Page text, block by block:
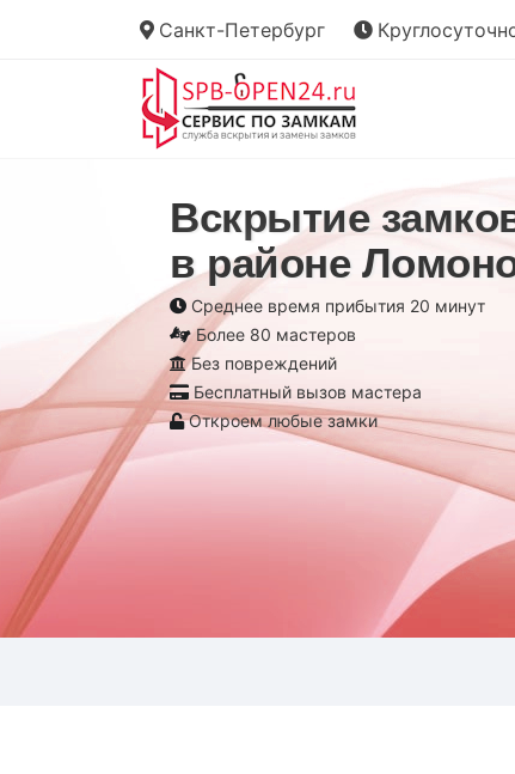
Санкт-Петербург
Вскрытие
в районе
Среднее время прибытия 20 минут
Более 80 мастеров
Без повреждений
Бесплатный вызов мастера
Откроем любые замки